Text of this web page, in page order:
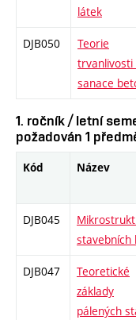
látek
DJB050
Teorie
trvanlivosti
sanace
1. ročník / letní
požadován 1
Kód Název
DJB045
stavebních
DJB047
Teoretické
základy
pálených